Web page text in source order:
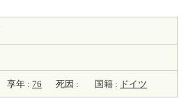
享年 : 76 死因 : 国籍 : ドイツ